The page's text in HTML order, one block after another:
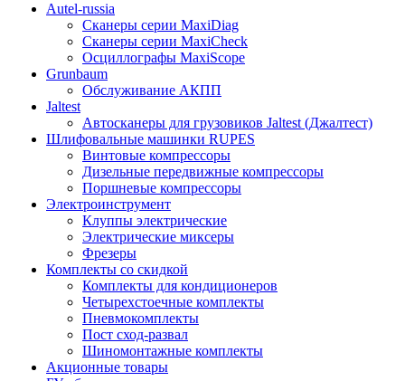
Autel-russia
Сканеры серии MaxiDiag
Сканеры серии MaxiCheck
Осциллографы MaxiScope
Grunbaum
Обслуживание АКПП
Jaltest
Автосканеры для грузовиков Jaltest (Джалтест)
Шлифовальные машинки RUPES
Винтовые компрессоры
Дизельные передвижные компрессоры
Поршневые компрессоры
Электроинструмент
Клуппы электрические
Электрические миксеры
Фрезеры
Комплекты со скидкой
Комплекты для кондиционеров
Четырехстоечные комплекты
Пневмокомплекты
Пост сход-развал
Шиномонтажные комплекты
Акционные товары